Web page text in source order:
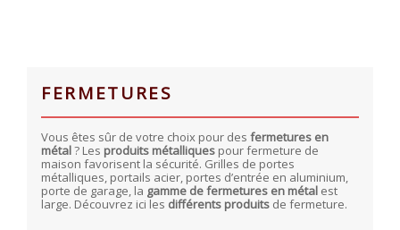
FERMETURES
Vous êtes sûr de votre choix pour des fermetures en
métal? Les produits métalliques pour fermeture de
maison favorisent la sécurité. Grilles de portes
métalliques, portails acier, portes d’entrée en aluminium,
porte de garage, la gamme de fermetures en métal est
large. Découvrez ici les différents produits de fermeture.